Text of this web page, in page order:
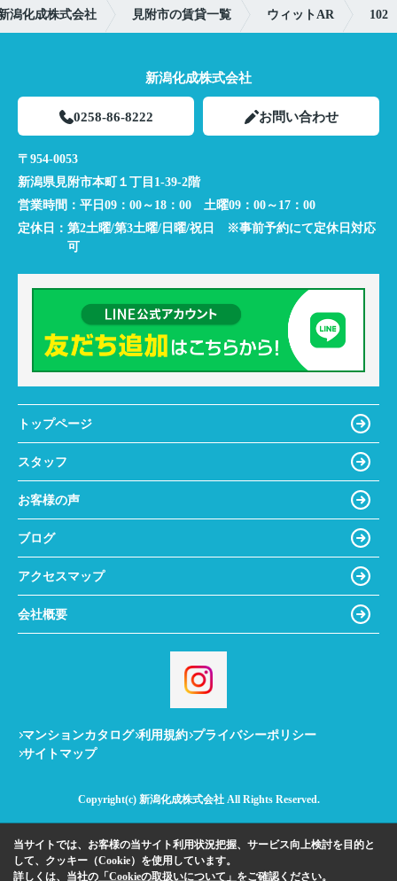
潟化成株式会社 見附市の賃貸一覧 ウィットAR 102
新潟化成株式会社
0258-86-8222 お問い合わせ
〒954-0053
新潟県見附市本町１丁目1-39-2階
営業時間： 平日09：00～18：00 土曜09：00～17：00
定休日： 第2土曜/第3土曜/日曜/祝日 ※事前予約にて定休日対応
可
トップページ
スタッフ
お客様の声
ブログ
アクセスマップ
会社概要
マンションカタログ 利用規約 プライバシーポリシー
サイトマップ
Copyright(c) 新潟化成株式会社 All Rights Reserved.
当サイトでは、お客様の当サイト利用状況把握、サービス向上検討を目的と
して、クッキー（Cookie）を使用しています。
詳しくは、当社の 「Cookieの取扱いについて」 をご確認ください。